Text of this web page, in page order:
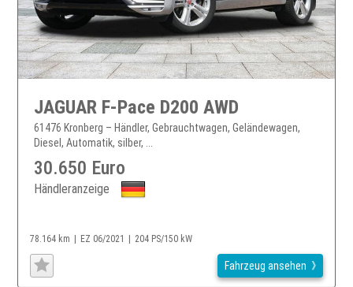
JAGUAR F-Pace D200 AWD
61476 Kronberg – Händler, Gebrauchtwagen, Geländewagen,
Diesel, Automatik, silber, ...
30.650 Euro
Händleranzeige
78.164 km EZ 06/2021 204 PS/150 kW
Fahrzeug ansehen